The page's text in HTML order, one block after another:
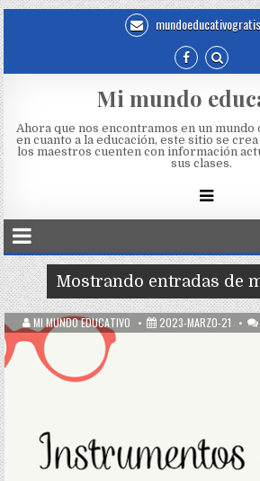
mundoeducativogratis
Mi mundo
Ahora que nos encontramos en un mundo
en cuanto a la educación, este sitio se
los maestros cuenten con información
sus clases.
Mostrando entradas de
MI MUNDO EDUCATIVO 2023-MARZO-21